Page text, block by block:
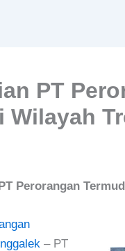
PT
Wilayah
Perorangan
– PT